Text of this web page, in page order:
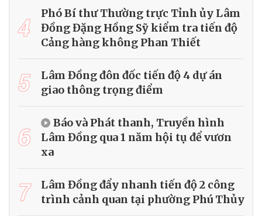
4
Phó Bí thư Thường trực Tỉnh ủy Lâm
Đồng Đặng Hồng Sỹ kiểm tra tiến độ
Cảng hàng không Phan Thiết
5
Lâm Đồng đôn đốc tiến độ 4 dự án
giao thông trọng điểm
6
Báo và Phát thanh, Truyền hình
Lâm Đồng qua 1 năm hội tụ để vươn
xa
7
Lâm Đồng đẩy nhanh tiến độ 2 công
trình cảnh quan tại phường Phú Thủy